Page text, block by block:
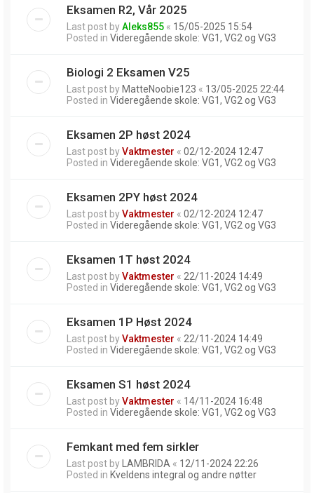
Eksamen R2, Vår 2025
Last post byAleks855 « 15/05-2025 15:54
Posted in Videregående skole: VG1, VG2 og VG3
Biologi 2 Eksamen V25
Last post by MatteNoobie123 « 13/05-2025 22:44
Posted in Videregående skole: VG1, VG2 og VG3
Eksamen 2P høst 2024
Last post byVaktmester « 02/12-2024 12:47
Posted in Videregående skole: VG1, VG2 og VG3
Eksamen 2PY høst 2024
Last post byVaktmester « 02/12-2024 12:47
Posted in Videregående skole: VG1, VG2 og VG3
Eksamen 1T høst 2024
Last post byVaktmester « 22/11-2024 14:49
Posted in Videregående skole: VG1, VG2 og VG3
Eksamen 1P Høst 2024
Last post byVaktmester « 22/11-2024 14:49
Posted in Videregående skole: VG1, VG2 og VG3
Eksamen S1 høst 2024
Last post byVaktmester « 14/11-2024 16:48
Posted in Videregående skole: VG1, VG2 og VG3
Femkant med fem sirkler
Last post by LAMBRIDA « 12/11-2024 22:26
Posted in Kveldens integral og andre nøtter